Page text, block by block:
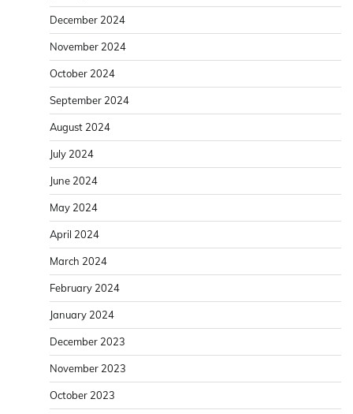
December 2024
November 2024
October 2024
September 2024
August 2024
July 2024
June 2024
May 2024
April 2024
March 2024
February 2024
January 2024
December 2023
November 2023
October 2023